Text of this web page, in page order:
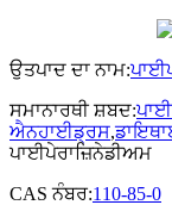
ਉਤਪਾਦ ਦਾ ਨਾਮ:
ਸਮਾਨਾਰਥੀ ਸ਼ਬਦ:
ਐਨਹਾਈਡ੍ਰਸ,
ਪਾਈਪੇਰਾਜ਼ਿਨੇਡੀਅਮ
CAS ਨੰਬਰ:110-85-0